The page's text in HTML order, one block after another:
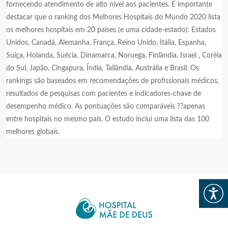
Abrir
fornecendo atendimento de alto nível aos pacientes. É importante
destacar que o ranking dos Melhores Hospitais do Mundo 2020 lista
os melhores hospitais em 20 países (e uma cidade-estado): Estados
Unidos, Canadá, Alemanha, França, Reino Unido, Itália, Espanha,
Suíça, Holanda, Suécia, Dinamarca, Noruega, Finlândia, Israel , Coréia
do Sul, Japão, Cingapura, Índia, Tailândia, Austrália e Brasil. Os
rankings são baseados em recomendações de profissionais médicos,
resultados de pesquisas com pacientes e indicadores-chave de
desempenho médico. As pontuações são comparáveis ??apenas
entre hospitais no mesmo país. O estudo inclui uma lista das 100
melhores globais.